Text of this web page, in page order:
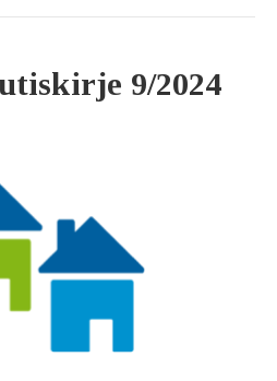
9/2024